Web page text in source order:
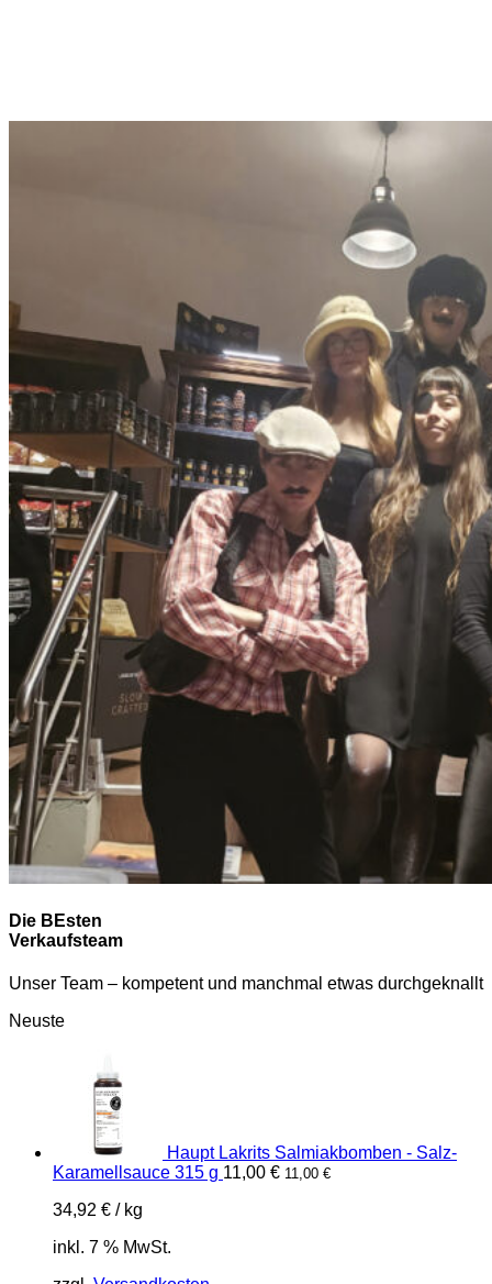
Die BEsten
Verkaufsteam
Unser Team – kompetent und manchmal etwas durchgeknallt
Neuste
Haupt Lakrits Salmiakbomben - Salz-
Karamellsauce 315 g 11,00 € 11,00 €
34,92 € / kg
inkl. 7 % MwSt.